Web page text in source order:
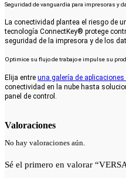
Seguridad de vanguardia para impresoras y
La conectividad plantea el riesgo de
tecnología ConnectKey® protege
seguridad de la impresora y de los
Optimice su flujo de trabajo e impulse su
Elija entre una galería de
conectividad en la nube hasta
panel de control.
Valoraciones
No hay valoraciones aún.
Sé el primero en valorar